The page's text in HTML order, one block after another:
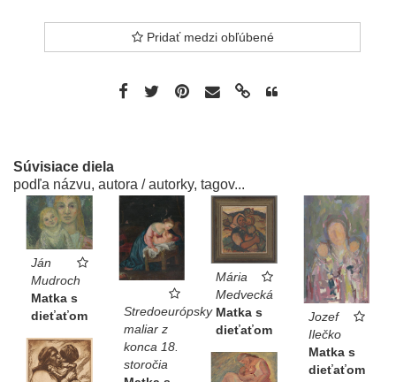
Pridať medzi obľúbené
Súvisiace diela
podľa názvu, autora / autorky, tagov...
Ján
Mudroch
Matka s
dieťaťom
Stredoeurópsky
maliar z
konca 18.
storočia
Mária
Medvecká
Matka s
dieťaťom
Jozef
Ilečko
Matka s
dieťaťom